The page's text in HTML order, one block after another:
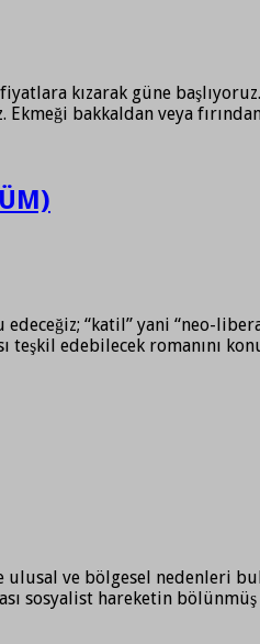
kızarak güne
bakkaldan veya
“katil” yani “neo-
edebilecek romanını
ve bölgesel nedenleri
sosyalist hareketin